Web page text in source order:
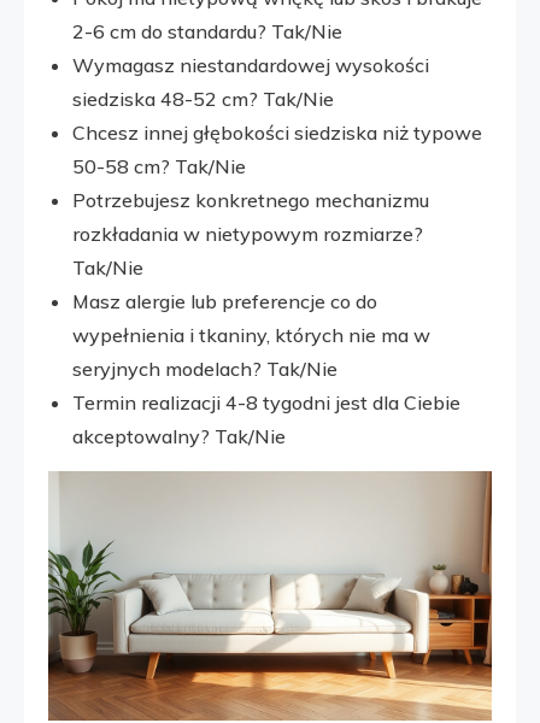
2-6 cm do standardu? Tak/Nie
Wymagasz niestandardowej wysokości
siedziska 48-52 cm? Tak/Nie
Chcesz innej głębokości siedziska niż typowe
50-58 cm? Tak/Nie
Potrzebujesz konkretnego mechanizmu
rozkładania w nietypowym rozmiarze?
Tak/Nie
Masz alergie lub preferencje co do
wypełnienia i tkaniny, których nie ma w
seryjnych modelach? Tak/Nie
Termin realizacji 4-8 tygodni jest dla Ciebie
akceptowalny? Tak/Nie